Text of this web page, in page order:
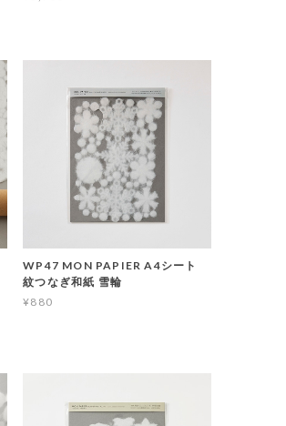
WP47 MON PAPIER A4シート
紋つなぎ和紙 雪輪
¥880